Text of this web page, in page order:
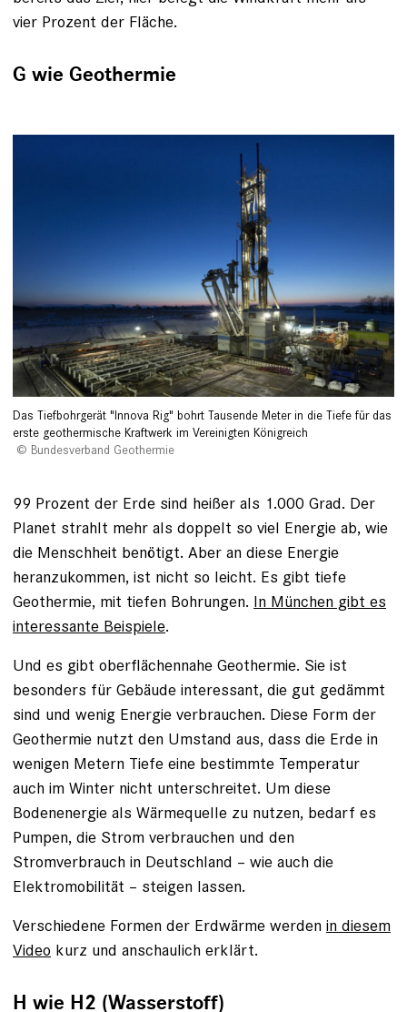
vier Prozent der Fläche.
G wie Geothermie
Das Tiefbohrgerät "Innova Rig" bohrt Tausende Meter in die Tiefe für das
erste geothermische Kraftwerk im Vereinigten Königreich
Bundesverband Geothermie
99 Prozent der Erde sind heißer als 1.000 Grad. Der
Planet strahlt mehr als doppelt so viel Energie ab, wie
die Menschheit benötigt. Aber an diese Energie
heranzukommen, ist nicht so leicht. Es gibt tiefe
Geothermie, mit tiefen Bohrungen. In München gibt es
interessante Beispiele.
Und es gibt oberflächennahe Geothermie. Sie ist
besonders für Gebäude interessant, die gut gedämmt
sind und wenig Energie verbrauchen. Diese Form der
Geothermie nutzt den Umstand aus, dass die Erde in
wenigen Metern Tiefe eine bestimmte Temperatur
auch im Winter nicht unterschreitet. Um diese
Bodenenergie als Wärmequelle zu nutzen, bedarf es
Pumpen, die Strom verbrauchen und den
Stromverbrauch in Deutschland – wie auch die
Elektromobilität – steigen lassen.
Verschiedene Formen der Erdwärme werden in diesem
Video kurz und anschaulich erklärt.
H wie H2 (Wasserstoff)